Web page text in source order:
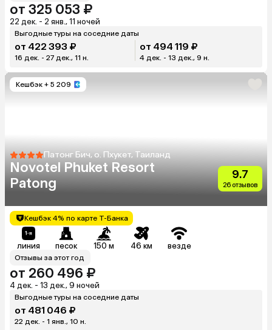
от 325 053 ₽
22 дек. - 2 янв., 11 ночей
Выгодные туры на соседние даты
от 422 393 ₽
16 дек. - 27 дек., 11 н.
от 494 119 ₽
4 дек. - 13 дек., 9 н.
Кешбэк + 5 209
Патонг Бич, о. Пхукет, Таиланд
Novotel Phuket Resort
Patong
9.7
26 отзывов
Кешбэк 4% по карте Т-Банка
линия песок 150 м 46 км везде
Отзывы за этот год
от 260 496 ₽
4 дек. - 13 дек., 9 ночей
Выгодные туры на соседние даты
от 481 046 ₽
22 дек. - 1 янв., 10 н.